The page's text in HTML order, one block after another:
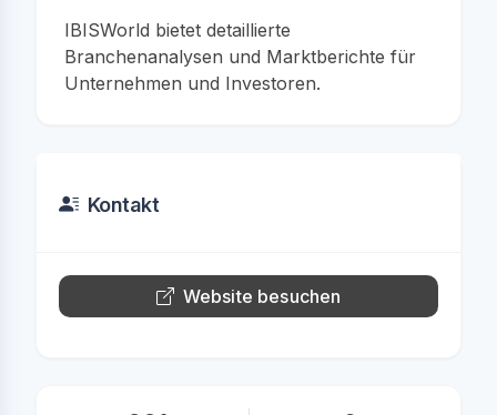
IBISWorld bietet detaillierte
Branchenanalysen und Marktberichte für
Unternehmen und Investoren.
Kontakt
Website besuchen